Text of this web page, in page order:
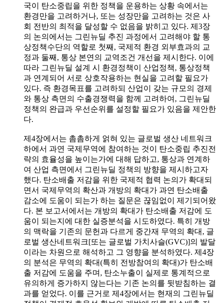
국이 탄소중립을 위한 정책을 운용하는 상황 속에서는
환경만을 고려하거나, 또는 성장만을 고려하는 것은 사
회 전반의 최적을 달성할 수 없음을 밝히고 있다. 제3장
의 논의에서는 그린뉴딜 추진 과정에서 고려해야 할 통
상정책수단의 역할로 첫째, 국제적 환경 외부효과의 교
정과 둘째, 통상 본연의 교역조건 개선을 제시한다. 이에
따라 그린뉴딜 설계 시 환경정책이 산업정책, 통상정책
과 연계되어 서로 상호작용하는 현실을 고려할 필요가
있다. 즉 환경목표를 고려하되 산업이 갖는 규모의 경제
와 통상 측면의 수출경쟁력을 함께 고려하여, 그린뉴딜
정책의 완급과 우선순위를 설정할 필요가 있음을 제안한
다.
제4장에서는 촘촘하게 얽혀 있는 글로벌 생산 네트워크
하에서 과연 국제무역에 참여하는 것이 탄소중립 추진전
략의 효율성을 높이는가에 대해 답하고, 통상과 연계하
여 산업 측면에서 그린뉴딜 정책의 방향을 제시하고자
했다. 탄소배출 저감을 위한 국제적 협력 논의가 확대되
면서 국제무역의 확산과 개방의 확대가 과연 탄소배출
감소에 도움이 되는가 하는 질문은 끊임없이 제기되어왔
다. 본 보고서에서는 개방의 확대가 탄소배출 저감에 도
움이 되는지에 대한 실증분석을 시도하였다. 특히 개방
의 맥락을 기존의 문헌과 다르게 중간재 무역의 확대, 글
로벌 생산네트워크[또는 글로벌 가치사슬(GVC)]의 발달
이라는 차원으로 해석하고 그 영향을 분석하였다. 제4장
의 분석은 무역의 확대(특히 전방참여의 확대)가 탄소배
출 저감에 도움을 주며, 탄소누출이 실제로 통계적으로
유의하게 증가하지 않는다는 기존 논의를 뒷받침하는 결
과를 얻었다. 이를 근거로 제4장에서는 현재의 그린뉴딜